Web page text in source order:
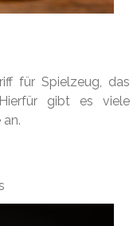
für Spielzeug, das
gibt es viele